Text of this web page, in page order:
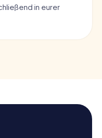
in eurer